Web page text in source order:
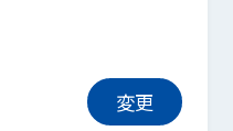
変更